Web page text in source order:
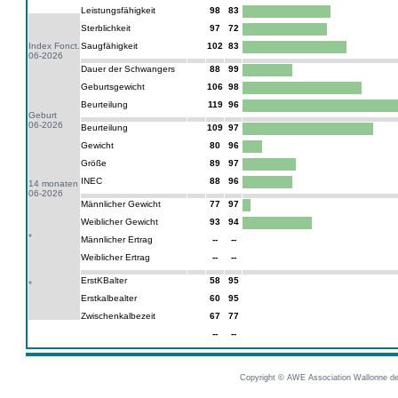
Index Fonct.
06-2026
Geburt
06-2026
14 monaten
06-2026
*
*
Leistungsfähigkeit 98
83
Sterblichkeit
97
72
Saugfähigkeit
102 83
Dauer der Schwangers 88
99
Geburtsgewicht
106 98
Beurteilung
119 96
Beurteilung 109 97
Gewicht
80
96
Größe
89
97
INEC
88 96
Männlicher Gewicht 77
97
Weiblicher Gewicht
93
94
Männlicher Ertrag
--
--
Weiblicher Ertrag
-- --
ErstKBalter 58
95
Erstkalbealter
60
95
Zwischenkalbezeit
67
77
--
--
Copyright © AWE Association Wallonne